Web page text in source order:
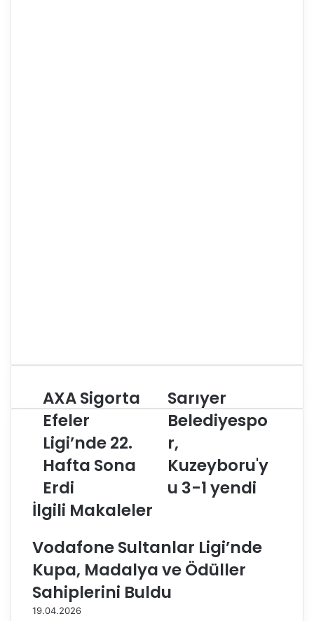
A
X
A
S
g
o
r
t
E
f
e
e
r
AXA Sigorta
Efeler
Ligi’nde 22.
Hafta Sona
Erdi
S
a
ı
e
r
B
d
i
e
Sarıyer
Belediyespo
r,
Kuzeyboru'y
u 3-1 yendi
İlgili Makaleler
Vodafone Sultanlar Ligi’nde
Kupa, Madalya ve Ödüller
Sahiplerini Buldu
19.04.2026